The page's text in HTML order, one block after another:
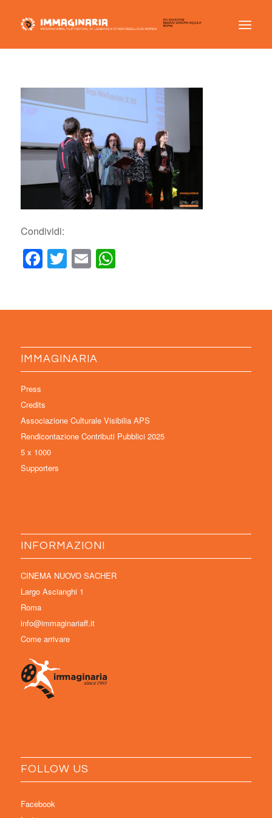
Condividi:
Facebook
Twitter
EmailWhatsApp
IMMAGINARIA
Press
Credits
Associazione Culturale Visibilia APS
Rendicontazione Contributi Pubblici 2025
5 x 1000
Supporters
INFORMAZIONI
CINEMA NUOVO SACHER
Largo Ascianghi 1
Roma
info@immaginariaff.it
Come arrivare
FOLLOW US
Facebook